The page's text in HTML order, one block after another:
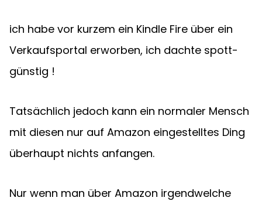
ich habe vor kurzem ein Kindle Fire über ein
Verkaufsportal erworben, ich dachte spott-
günstig !
Tatsächlich jedoch kann ein normaler Mensch
mit diesen nur auf Amazon eingestelltes Ding
überhaupt nichts anfangen.
Nur wenn man über Amazon irgendwelche